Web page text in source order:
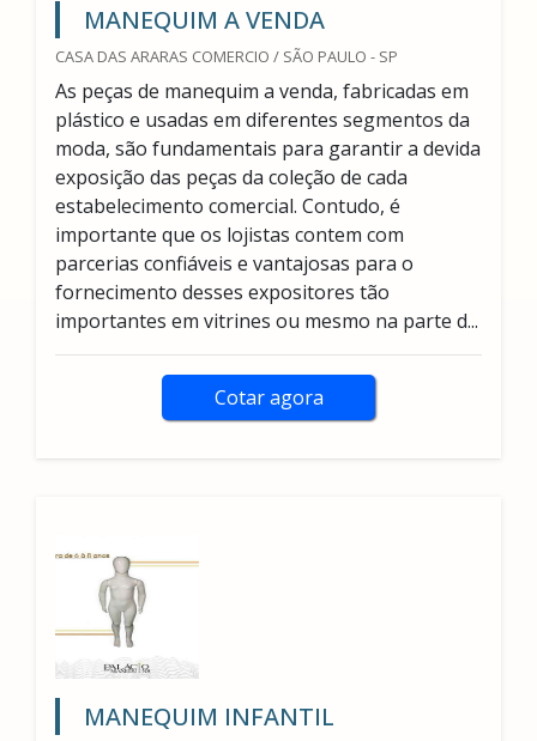
MANEQUIM A VENDA
CASA DAS ARARAS COMERCIO / SÃO PAULO - SP
As peças de manequim a venda, fabricadas em
plástico e usadas em diferentes segmentos da
moda, são fundamentais para garantir a devida
exposição das peças da coleção de cada
estabelecimento comercial. Contudo, é
importante que os lojistas contem com
parcerias confiáveis e vantajosas para o
fornecimento desses expositores tão
importantes em vitrines ou mesmo na parte d...
Cotar agora
MANEQUIM INFANTIL